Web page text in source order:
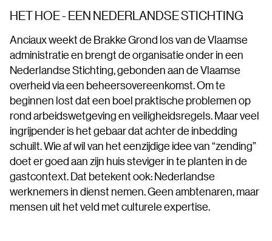
HET HOE - EEN NEDERLANDSE STICHTING
Anciaux weekt de Brakke Grond los van de Vlaamse
administratie en brengt de organisatie onder in een
Nederlandse Stichting, gebonden aan de Vlaamse
overheid via een beheersovereenkomst. Om te
beginnen lost dat een boel praktische problemen op
rond arbeidswetgeving en veiligheidsregels. Maar veel
ingrijpender is het gebaar dat achter de inbedding
schuilt. Wie af wil van het eenzijdige idee van “zending”
doet er goed aan zijn huis steviger in te planten in de
gastcontext. Dat betekent ook: Nederlandse
werknemers in dienst nemen. Geen ambtenaren, maar
mensen uit het veld met culturele expertise.